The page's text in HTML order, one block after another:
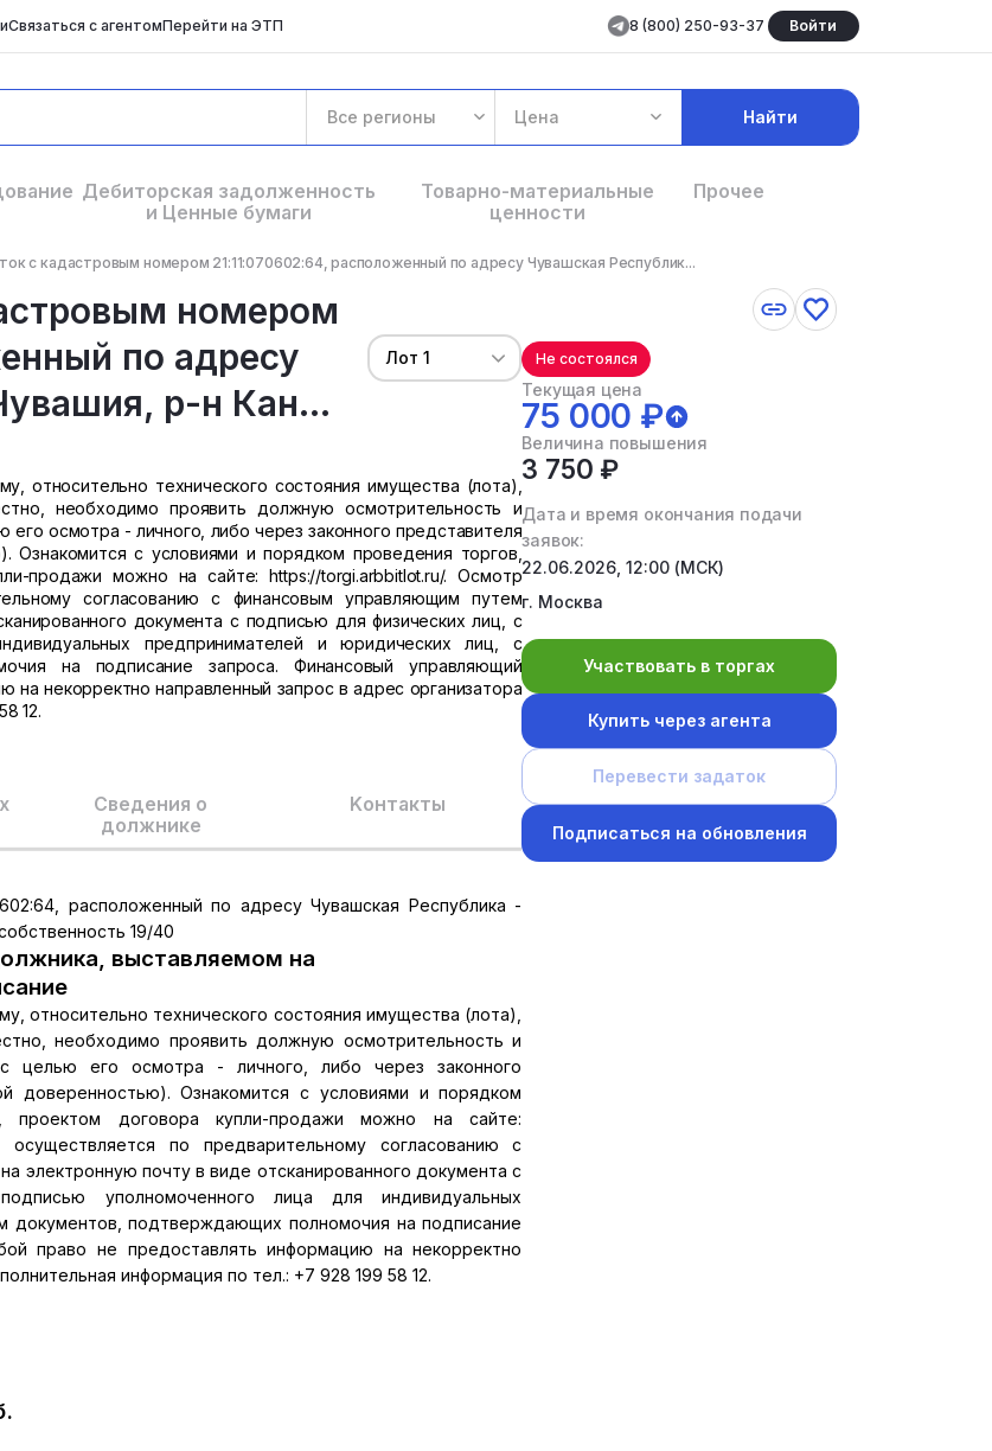
Связаться с агентомПерейти на ЭТП 8 (800) 250-93-37 Войти
Все регионы Цена Найти
Дебиторская задолженность
и Ценные бумаги
Товарно-материальные
ценности
Прочее
с кадастровым номером 21:11:070602:64, расположенный по адресу Чувашская Республик...
номером
по адресу
р-н Кан...
Лот 1
относительно технического состояния имущества (лота),
необходимо проявить должную осмотрительность и
осмотра - личного, либо через законного представителя
с условиями и порядком проведения торгов,
продажи можно на сайте: https://torgi.arbbitlot.ru/. Осмотр
согласованию с финансовым управляющим путем
документа с подписью для физических лиц, с
предпринимателей и юридических лиц, с
на подписание запроса. Финансовый управляющий
некорректно направленный запрос в адрес организатора
12.
Сведения о
должнике
Kонтакты
расположенный по адресу Чувашская Республика -
19/40
выставляемом на
относительно технического состояния имущества (лота),
необходимо проявить должную осмотрительность и
целью его осмотра - личного, либо через законного
доверенностью). Ознакомится с условиями и порядком
проектом договора купли-продажи можно на сайте:
по предварительному согласованию с
электронную почту в виде отсканированного документа с
уполномоченного лица для индивидуальных
документов, подтверждающих полномочия на подписание
право не предоставлять информацию на некорректно
информация по тел.: +7 928 199 58 12.
Не состоялся
Текущая цена
75 000 ₽
Величина повышения
3 750 ₽
Дата и время окончания подачи
заявок:
22.06.2026, 12:00 (МСК)
г. Москва
Участвовать в торгах
Купить через агента
Перевести задаток
Подписаться на обновления